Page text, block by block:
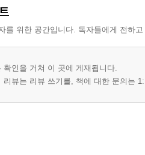
를 위한 공간입니다. 독자들에게 전하
확인을 거쳐 이 곳에 게재됩니다.
리뷰는 리뷰 쓰기를, 책에 대한 문의는